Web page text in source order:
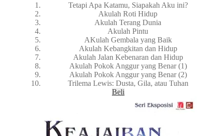
Tetapi Apa Katamu, Siapakah Aku ini?
Akulah Roti Hidup
Akulah Terang Dunia
Akulah Pintu
AKulah Gembala yang Baik
Akulah Kebangkitan dan Hidup
Akulah Jalan Kebenaran dan Hidup
Akulah Pokok Anggur yang Benar (1)
Akulah Pokok Anggur yang Benar (2)
Trilema Lewis: Dusta, Gila, atau Tuhan
Beli